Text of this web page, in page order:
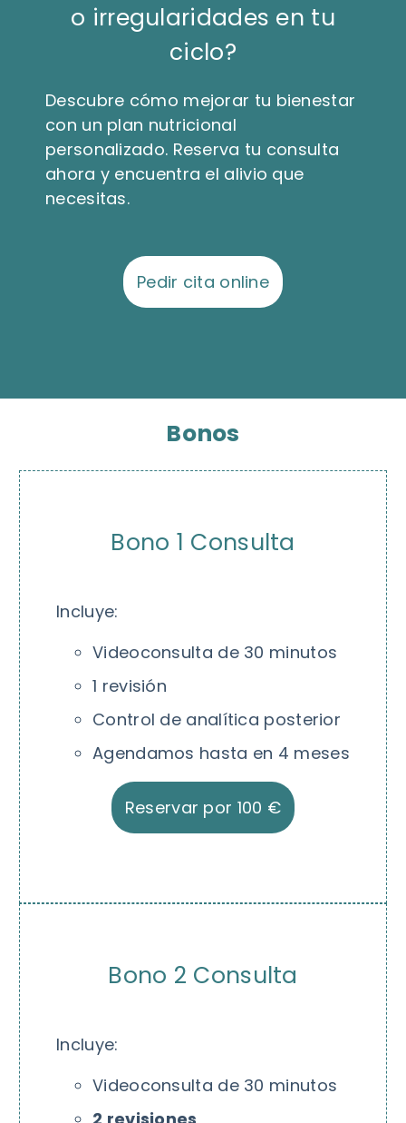
o irregularidades en tu
ciclo?
Descubre cómo mejorar tu bienestar
con un plan nutricional
personalizado. Reserva tu consulta
ahora y encuentra el alivio que
necesitas.
Pedir cita online
Bonos
Bono 1 Consulta
Incluye:
Videoconsulta de 30 minutos
1 revisión
Control de analítica posterior
Agendamos hasta en 4 meses
Reservar por 100 €
Bono 2 Consulta
Incluye:
Videoconsulta de 30 minutos